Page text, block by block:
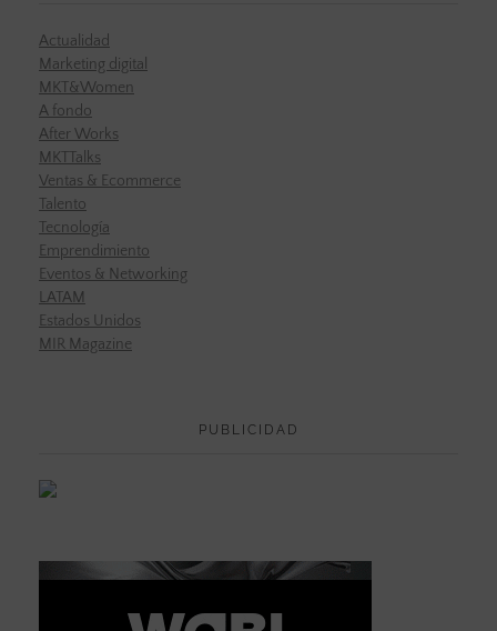
Actualidad
Marketing digital
MKT&Women
A fondo
After Works
MKTTalks
Ventas & Ecommerce
Talento
Tecnología
Emprendimiento
Eventos & Networking
LATAM
Estados Unidos
MIR Magazine
PUBLICIDAD